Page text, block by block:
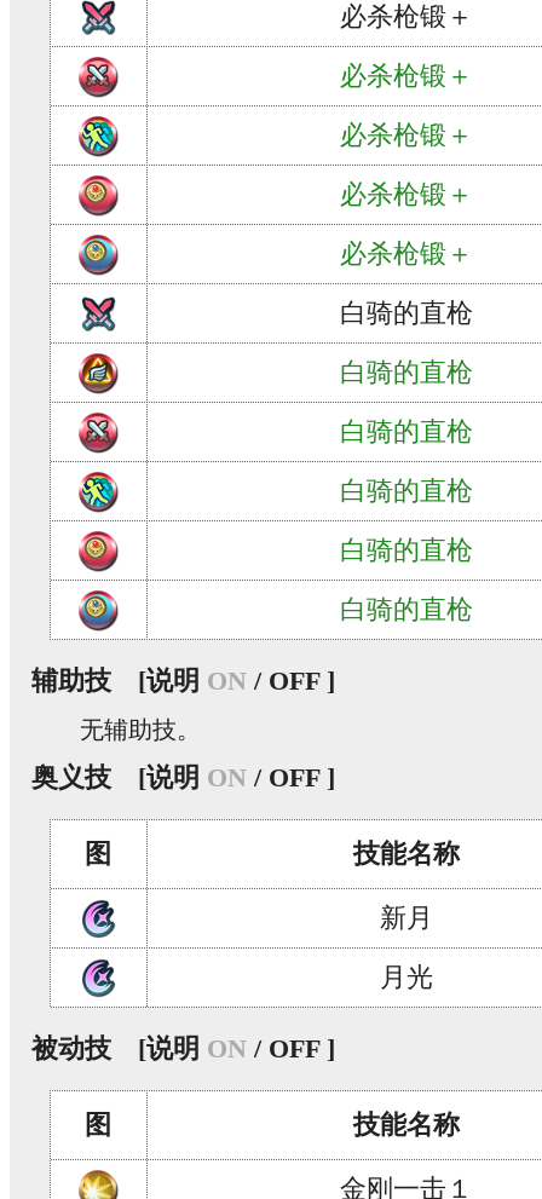
必杀枪锻＋
必杀枪锻＋
必杀枪锻＋
必杀枪锻＋
必杀枪锻＋
白骑的直枪
白骑的直枪
白骑的直枪
白骑的直枪
白骑的直枪
白骑的直枪
辅助技 [说明 ON / OFF ]
无辅助技。
奥义技 [说明 ON / OFF ]
图 技能名称
新月
月光
被动技 [说明 ON / OFF ]
图 技能名称
金刚一击１